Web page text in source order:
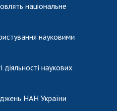
національне
науковими
наукових
НАН України